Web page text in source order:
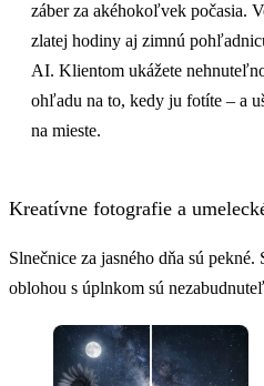
záber za akéhokoľvek počasia.
zlatej hodiny aj zimnú
AI. Klientom ukážete
ohľadu na to, kedy ju fotíte – a
na mieste.
Kreatívne fotografie a
Slnečnice za jasného dňa sú
oblohou s úplnkom sú